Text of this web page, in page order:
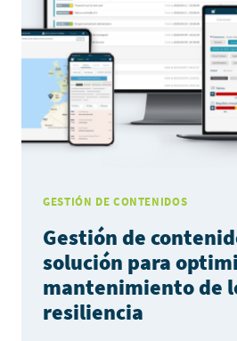
GESTIÓN DE CONTENIDOS
Gestión de
solución para
mantenimiento de
resiliencia